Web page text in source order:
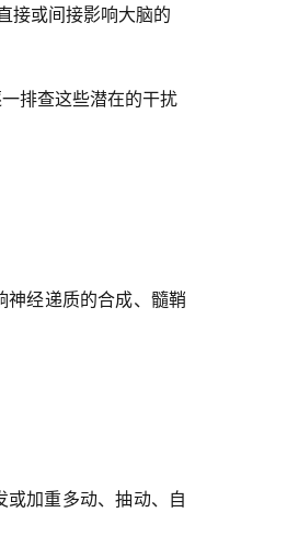
接或间接影响大脑的
排查这些潜在的干扰
神经递质的合成、髓鞘
或加重多动、抽动、自